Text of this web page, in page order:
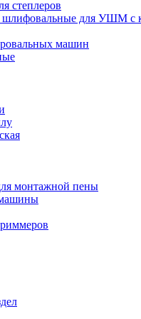
степлеров
шлифовальные для УШМ с
машин
монтажной пены